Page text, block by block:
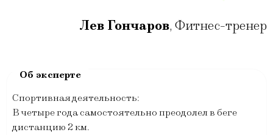
Лев Гончаров, Фитнес-тренер
Спортивная деятельность:
В четыре года самостоятельно преодолел в беге
дистанцию 2 км.